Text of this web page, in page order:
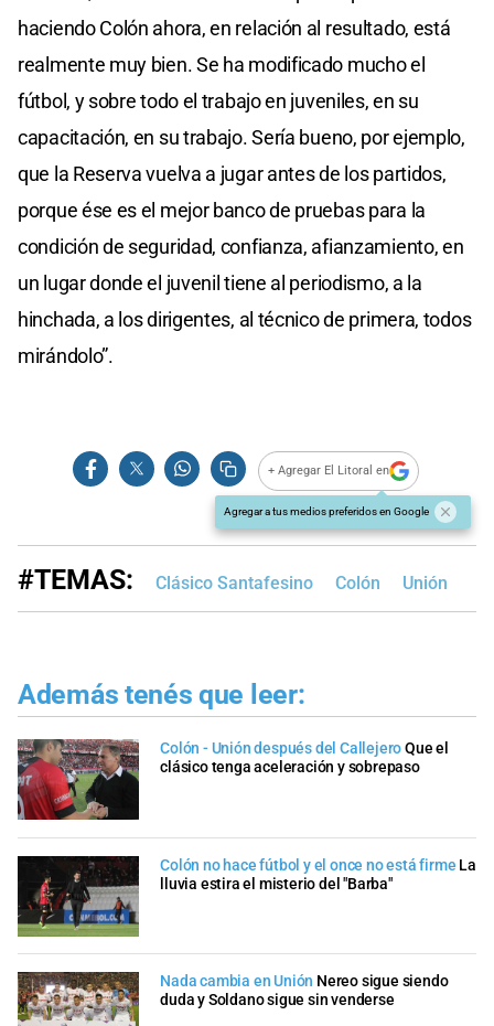
haciendo Colón ahora, en relación al resultado, está
realmente muy bien. Se ha modificado mucho el
fútbol, y sobre todo el trabajo en juveniles, en su
capacitación, en su trabajo. Sería bueno, por ejemplo,
que la Reserva vuelva a jugar antes de los partidos,
porque ése es el mejor banco de pruebas para la
condición de seguridad, confianza, afianzamiento, en
un lugar donde el juvenil tiene al periodismo, a la
hinchada, a los dirigentes, al técnico de primera, todos
mirándolo”.
+ Agregar El Litoral en
Agregar a tus medios preferidos en Google
#TEMAS: Clásico Santafesino Colón Unión
Además tenés que leer:
Colón - Unión después del CallejeroQue el
clásico tenga aceleración y sobrepaso
Colón no hace fútbol y el once no está firme La
lluvia estira el misterio del "Barba"
Nada cambia en Unión Nereo sigue siendo
duda y Soldano sigue sin venderse